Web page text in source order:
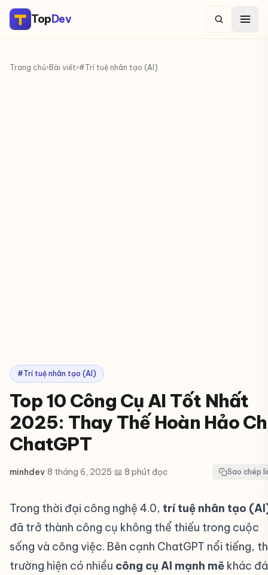
TopDev
Trang chủ› Bài viết›#Trí tuệ nhân tạo (AI)
#Trí tuệ nhân tạo (AI)
Top 10 Công Cụ AI Tốt Nhất
2025: Thay Thế Hoàn Hảo
ChatGPT
minhdev·8 tháng 6, 2025·📖 8 phút đọc Sao chép
Trong thời đại công nghệ 4.0, trí tuệ nhân tạo
đã trở thành công cụ không thể thiếu trong cuộc
sống và công việc. Bên cạnh ChatGPT nổi tiếng,
trường hiện có nhiều công cụ AI mạnh mẽ khác